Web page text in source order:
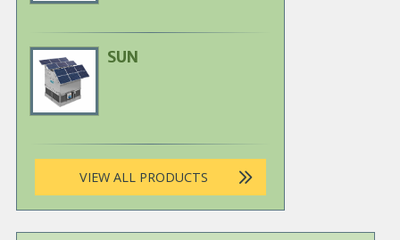
Primary
Product
Image
SUN
VIEW ALL PRODUCTS